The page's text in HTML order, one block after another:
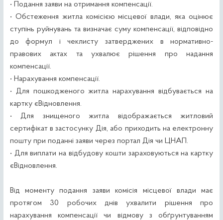
• Подання заяви на отримання компенсації.
• Обстеження житла комісією місцевої влади, яка оцінює
ступінь руйнувань та визначає суму компенсації, відповідно
до формул і чеклисту затверджених в нормативно-
правових актах та ухвалює рішення про надання
компенсації.
• Нарахування компенсації.
• Для пошкодженого житла нарахування відбувається на
картку єВідновлення.
• Для знищеного житла відображається житловий
сертифікат в застосунку Дія, або приходить на електронну
пошту при поданні заяви через портал Дія чи ЦНАП.
• Для виплати на відбудову кошти зараховуються на картку
єВідновлення.
Від моменту подання заяви комісія місцевої влади має
протягом 30 робочих днів ухвалити рішення про
нарахування компенсації чи відмову з обґрунтуванням